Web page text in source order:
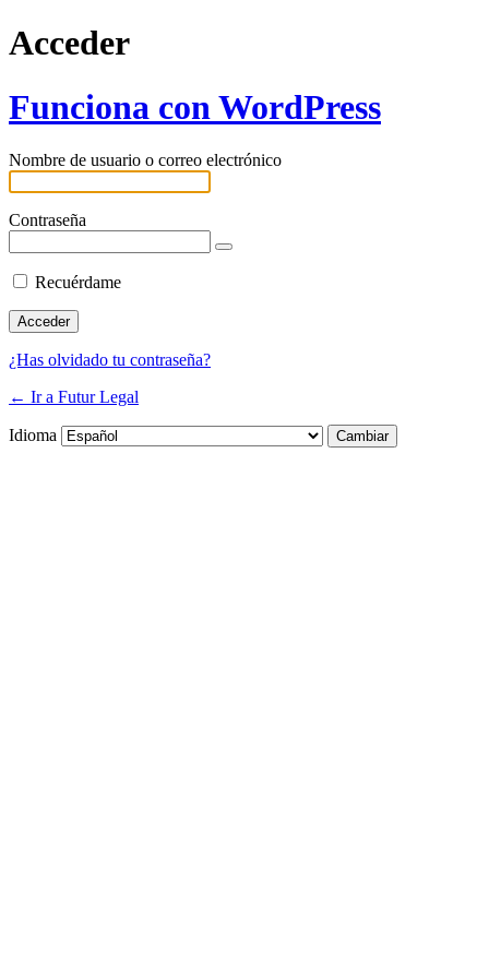
Acceder
Funciona con WordPress
Nombre de usuario o correo electrónico
Contraseña
Recuérdame
¿Has olvidado tu contraseña?
← Ir a Futur Legal
Idioma